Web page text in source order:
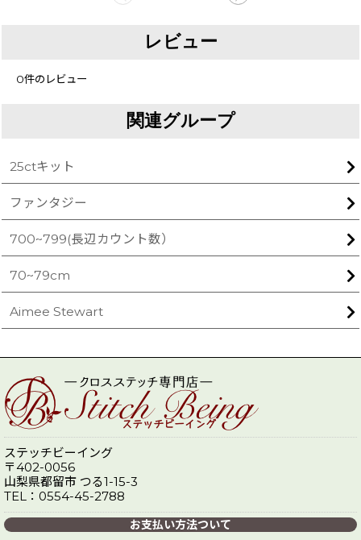
レビュー
0件のレビュー
関連グループ
25ctキット
ファンタジー
700~799(長辺カウント数）
70~79cm
Aimee Stewart
ステッチビーイング
〒402-0056
山梨県都留市 つる1-15-3
TEL：0554-45-2788
お支払い方法ついて